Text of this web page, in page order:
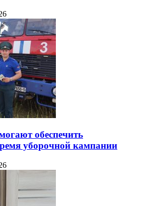
обеспечить
уборочной кампании